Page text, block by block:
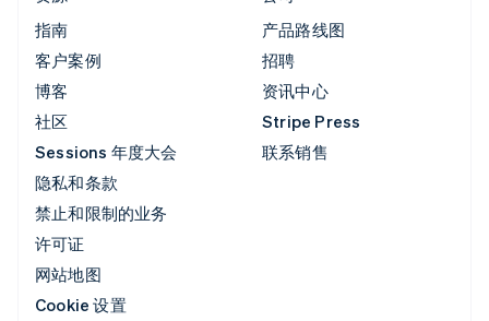
指南
客户案例
博客
社区
Sessions 年度大会
隐私和条款
禁止和限制的业务
许可证
网站地图
Cookie 设置
产品路线图
招聘
资讯中心
Stripe Press
联系销售